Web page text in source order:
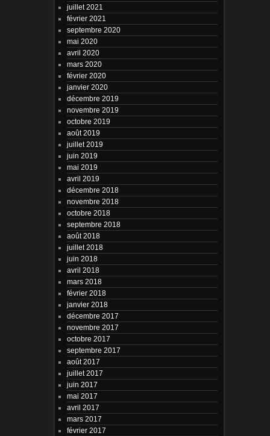
juillet 2021
février 2021
septembre 2020
mai 2020
avril 2020
mars 2020
février 2020
janvier 2020
décembre 2019
novembre 2019
octobre 2019
août 2019
juillet 2019
juin 2019
mai 2019
avril 2019
décembre 2018
novembre 2018
octobre 2018
septembre 2018
août 2018
juillet 2018
juin 2018
avril 2018
mars 2018
février 2018
janvier 2018
décembre 2017
novembre 2017
octobre 2017
septembre 2017
août 2017
juillet 2017
juin 2017
mai 2017
avril 2017
mars 2017
février 2017